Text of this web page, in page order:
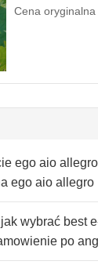
Cena oryginalna
ego aio
ego aio allegro
wybrać best
po